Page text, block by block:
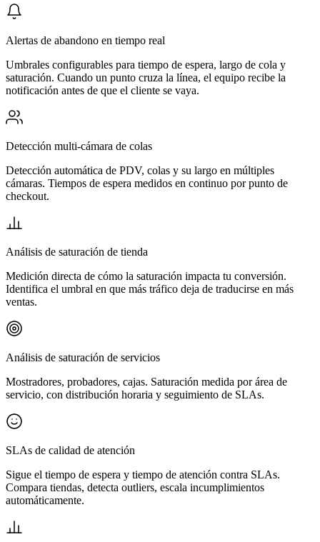
Alertas de abandono en tiempo real
Umbrales configurables para tiempo de espera, largo de cola y
saturación. Cuando un punto cruza la línea, el equipo recibe la
notificación antes de que el cliente se vaya.
Detección multi-cámara de colas
Detección automática de PDV, colas y su largo en múltiples
cámaras. Tiempos de espera medidos en continuo por punto de
checkout.
Análisis de saturación de tienda
Medición directa de cómo la saturación impacta tu conversión.
Identifica el umbral en que más tráfico deja de traducirse en más
ventas.
Análisis de saturación de servicios
Mostradores, probadores, cajas. Saturación medida por área de
servicio, con distribución horaria y seguimiento de SLAs.
SLAs de calidad de atención
Sigue el tiempo de espera y tiempo de atención contra SLAs.
Compara tiendas, detecta outliers, escala incumplimientos
automáticamente.